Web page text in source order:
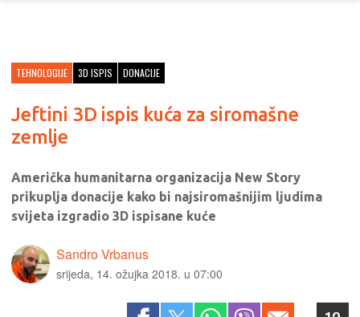
TEHNOLOGIJE 3D ISPIS DONACIJE
Jeftini 3D ispis kuća za siromašne
zemlje
Američka humanitarna organizacija New Story
prikuplja donacije kako bi najsiromašnijim ljudima
svijeta izgradio 3D ispisane kuće
Sandro Vrbanus
srijeda, 14. ožujka 2018. u 07:00